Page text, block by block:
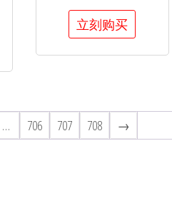
立刻购买
… 706 707 708 →